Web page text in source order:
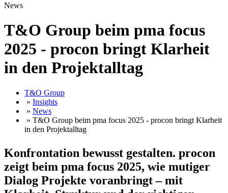
News
T&O Group beim pma focus
2025 - procon bringt Klarheit
in den Projektalltag
T&O Group
» Insights
» News
» T&O Group beim pma focus 2025 - procon bringt Klarheit
in den Projektalltag
Konfrontation bewusst gestalten. procon
zeigt beim pma focus 2025, wie mutiger
Dialog Projekte voranbringt – mit